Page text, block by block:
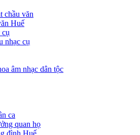
chầu văn
Huế
cụ
nhạc cụ
âm nhạc dân tộc
ca
quan họ
đình Huế